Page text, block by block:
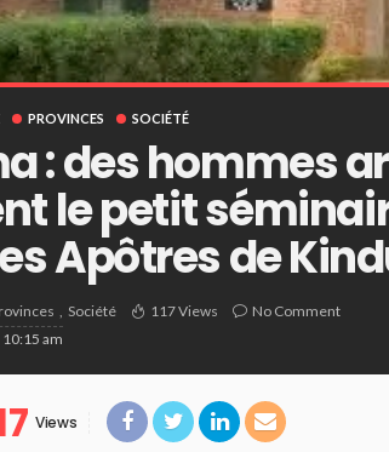
PROVINCES SOCIÉTÉ
: des hommes
le petit
Apôtres de
Société 117 Views
No Comment
am
Views